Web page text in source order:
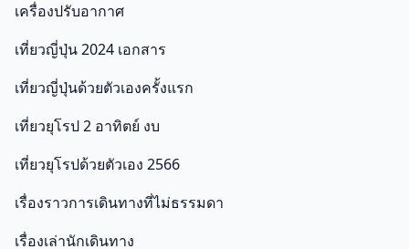
เครื่องปรับอากาศ
เที่ยวญี่ปุ่น 2024 เอกสาร
เที่ยวญี่ปุ่นด้วยตัวเองครั้งแรก
เที่ยวยุโรป 2 อาทิตย์ งบ
เที่ยวยุโรปด้วยตัวเอง 2566
เรื่องราวการเดินทางที่ไม่ธรรมดา
เรื่องเล่านักเดินทาง